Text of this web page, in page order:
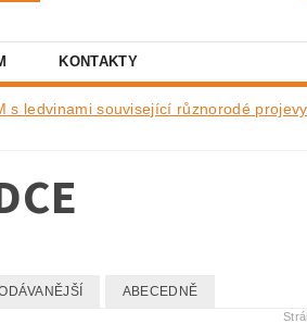
KONTAKTY
s ledvinami související různorodé projevy
ABECEDNĚ